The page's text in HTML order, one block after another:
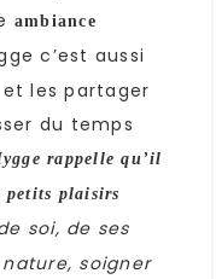
ambiance
c’est aussi
les partager
du temps
rappelle qu’il
petits plaisirs
soi, de ses
soigner